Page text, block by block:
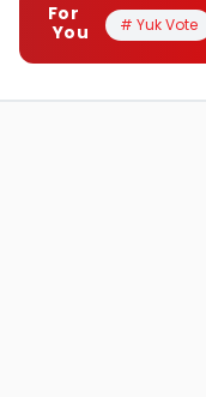
For
You
# Yuk Vote